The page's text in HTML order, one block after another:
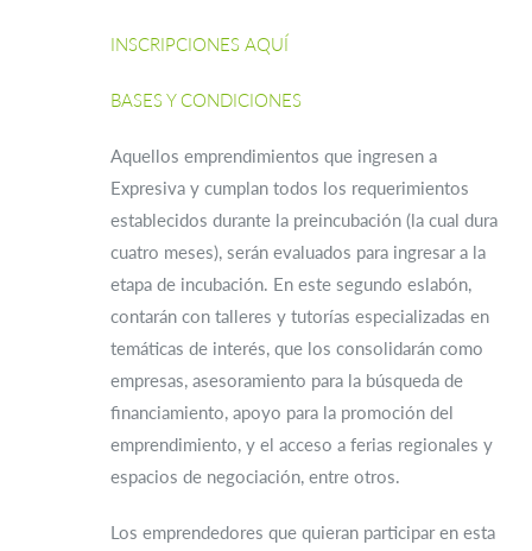
INSCRIPCIONES AQUÍ
BASES Y CONDICIONES
Aquellos emprendimientos que ingresen a
Expresiva y cumplan todos los requerimientos
establecidos durante la preincubación (la cual dura
cuatro meses), serán evaluados para ingresar a la
etapa de incubación. En este segundo eslabón,
contarán con talleres y tutorías especializadas en
temáticas de interés, que los consolidarán como
empresas, asesoramiento para la búsqueda de
financiamiento, apoyo para la promoción del
emprendimiento, y el acceso a ferias regionales y
espacios de negociación, entre otros.
Los emprendedores que quieran participar en esta